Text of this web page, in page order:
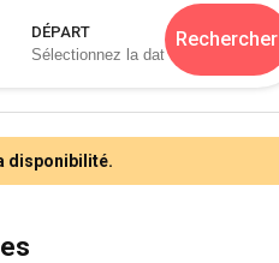
DÉPART Rechercher
disponibilité.